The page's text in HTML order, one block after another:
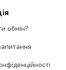
обмін?